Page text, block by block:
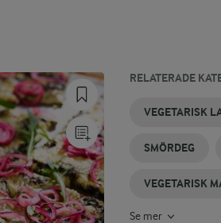
RELATERADE
VEGETARISK
SMÖRDEG
VEGETARISK
VEGETARISK
PASTA
VEGETARISK
FÄRS
VEGETARISKA
PAJER
SMÖRDEGSPIZZA
SMÖRDEGSPAJER
GRÖNSAKSBIFFAR
Se mer